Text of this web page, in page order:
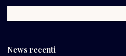
News recenti